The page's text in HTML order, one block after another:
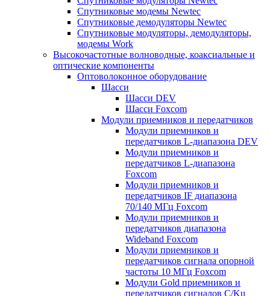
Спутниковые модемы Newtec
Спутниковые демодуляторы Newtec
Спутниковые модуляторы, демодуляторы,
модемы Work
Высокочастотные волноводные, коаксиальные и
оптические компоненты
Оптоволоконное оборудование
Шасси
Шасси DEV
Шасси Foxcom
Модули приемников и передатчиков
Модули приемников и
передатчиков L-диапазона DEV
Модули приемников и
передатчиков L-диапазона
Foxcom
Модули приемников и
передатчиков IF диапазона
70/140 МГц Foxcom
Модули приемников и
передатчиков диапазона
Wideband Foxcom
Модули приемников и
передатчиков сигнала опорной
частоты 10 МГц Foxcom
Модули Gold приемников и
передатчиков сигналов C/Ku